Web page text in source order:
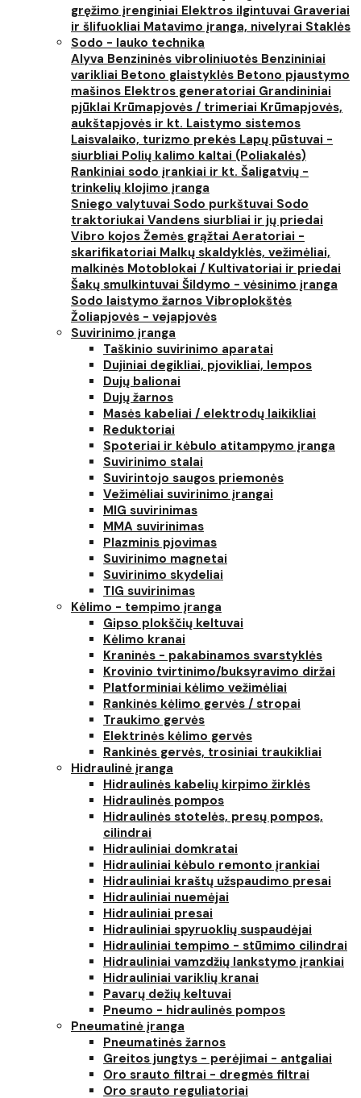
gręžimo įrenginiai Elektros ilgintuvai Graveriai
ir šlifuokliai Matavimo įranga, nivelyrai Staklės
Sodo - lauko technika
Alyva Benzininės vibroliniuotės Benzininiai
varikliai Betono glaistyklės Betono pjaustymo
mašinos Elektros generatoriai Grandininiai
pjūklai Krūmapjovės / trimeriai Krūmapjovės,
aukštapjovės ir kt. Laistymo sistemos
Laisvalaiko, turizmo prekės Lapų pūstuvai -
siurbliai Polių kalimo kaltai (Poliakalės)
Rankiniai sodo įrankiai ir kt. Šaligatvių -
trinkelių klojimo įranga
Sniego valytuvai Sodo purkštuvai Sodo
traktoriukai Vandens siurbliai ir jų priedai
Vibro kojos Žemės grąžtai Aeratoriai -
skarifikatoriai Malkų skaldyklės, vežimėliai,
malkinės Motoblokai / Kultivatoriai ir priedai
Šakų smulkintuvai Šildymo - vėsinimo įranga
Sodo laistymo žarnos Vibroplokštės
Žoliapjovės - vejapjovės
Suvirinimo įranga
Taškinio suvirinimo aparatai
Dujiniai degikliai, pjovikliai, lempos
Dujų balionai
Dujų žarnos
Masės kabeliai / elektrodų laikikliai
Reduktoriai
Spoteriai ir kėbulo atitampymo įranga
Suvirinimo stalai
Suvirintojo saugos priemonės
Vežimėliai suvirinimo įrangai
MIG suvirinimas
MMA suvirinimas
Plazminis pjovimas
Suvirinimo magnetai
Suvirinimo skydeliai
TIG suvirinimas
Kėlimo - tempimo įranga
Gipso plokščių keltuvai
Kėlimo kranai
Kraninės - pakabinamos svarstyklės
Krovinio tvirtinimo/buksyravimo diržai
Platforminiai kėlimo vežimėliai
Rankinės kėlimo gervės / stropai
Traukimo gervės
Elektrinės kėlimo gervės
Rankinės gervės, trosiniai traukikliai
Hidraulinė įranga
Hidraulinės kabelių kirpimo žirklės
Hidraulinės pompos
Hidraulinės stotelės, presų pompos,
cilindrai
Hidrauliniai domkratai
Hidrauliniai kėbulo remonto įrankiai
Hidrauliniai kraštų užspaudimo presai
Hidrauliniai nuemėjai
Hidrauliniai presai
Hidrauliniai spyruoklių suspaudėjai
Hidrauliniai tempimo - stūmimo cilindrai
Hidrauliniai vamzdžių lankstymo įrankiai
Hidrauliniai variklių kranai
Pavarų dežių keltuvai
Pneumo - hidraulinės pompos
Pneumatinė įranga
Pneumatinės žarnos
Greitos jungtys - perėjimai - antgaliai
Oro srauto filtrai - dregmės filtrai
Oro srauto reguliatoriai